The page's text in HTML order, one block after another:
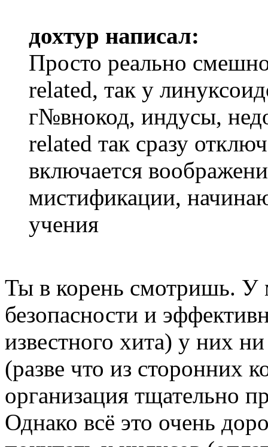
дохтур написал:
Просто реально
related, так у
г№внокод, индусы,
related так сразу
включается
мистификации,
учения
Ты в корень смотришь. У
безопасности и
известного хита) у них
(разве что из сторонних
организация тщательно
Однако всё это очень